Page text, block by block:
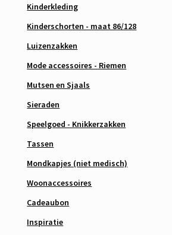
Kinderkleding
Kinderschorten - maat 86/128
Luizenzakken
Mode accessoires - Riemen
Mutsen en Sjaals
Sieraden
Speelgoed - Knikkerzakken
Tassen
Mondkapjes (niet medisch)
Woonaccessoires
Cadeaubon
Inspiratie